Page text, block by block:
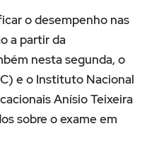
o desempenho nas
a partir da
nesta segunda, o
e o Instituto Nacional
Anísio Teixeira
sobre o exame em